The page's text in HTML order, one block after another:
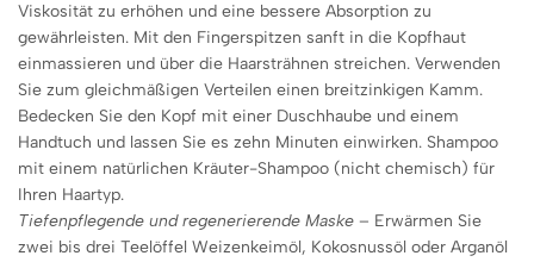
Viskosität zu erhöhen und eine bessere Absorption zu
gewährleisten. Mit den Fingerspitzen sanft in die Kopfhaut
einmassieren und über die Haarsträhnen streichen. Verwenden
Sie zum gleichmäßigen Verteilen einen breitzinkigen Kamm.
Bedecken Sie den Kopf mit einer Duschhaube und einem
Handtuch und lassen Sie es zehn Minuten einwirken. Shampoo
mit einem natürlichen Kräuter-Shampoo (nicht chemisch) für
Ihren Haartyp.
Tiefenpflegende und regenerierende Maske – Erwärmen Sie
zwei bis drei Teelöffel Weizenkeimöl, Kokosnussöl oder Arganöl